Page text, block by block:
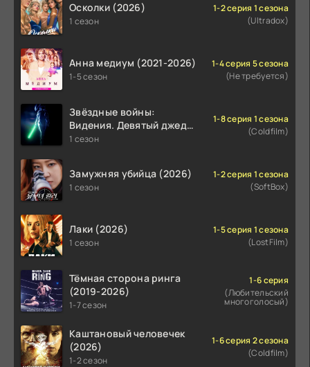
Осколки (2026)
1 сезон
1-2 серия 1 сезона
(Ultradox)
Анна медиум (2021-2026)
1-5 сезон
1-4 серия 5 сезона
(Не требуется)
Звёздные войны:
Видения. Девятый джедай
(2026)
1 сезон
1-8 серия 1 сезона
(Coldfilm)
Замужняя убийца (2026)
1 сезон
1-2 серия 1 сезона
(SoftBox)
Лаки (2026)
1 сезон
1-5 серия 1 сезона
(LostFilm)
Тёмная сторона ринга
(2019-2026)
1-7 сезон
1-6 серия
(Любительский
многоголосый)
Каштановый человечек
(2026)
1-2 сезон
1-6 серия 2 сезона
(Coldfilm)